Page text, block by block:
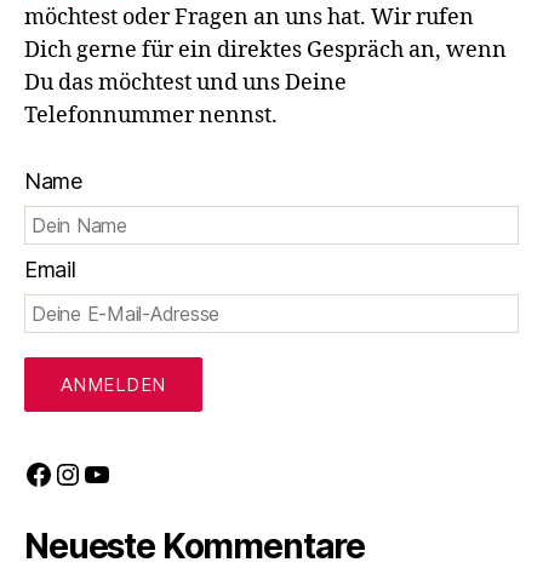
möchtest oder Fragen an uns hat. Wir rufen
Dich gerne für ein direktes Gespräch an, wenn
Du das möchtest und uns Deine
Telefonnummer nennst.
Name
Email
Facebook
Instagram
YouTube
Neueste Kommentare